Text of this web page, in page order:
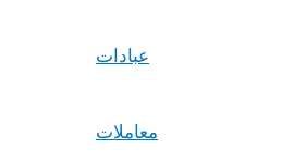
عبادات
معاملات